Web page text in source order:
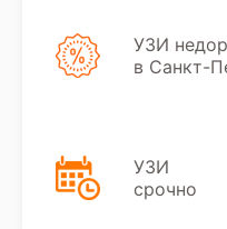
плана лечения на
полученных
диагноста.
УЗИ
в Санкт-
УЗИ
срочно